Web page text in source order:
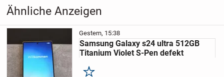
Versand & Zahlungsmittel Details:
ÜBERWEISUNG oder BAR bei Abholung
>>>>>>>>> KEIN PAYPAL <<<<<<<<<<
Versand erfolgt als Kompaktbrief „ohne“
Ähnliche Anzeigen
Gestern, 15:38
Samsung Galaxy s24 ultra 512GB
Titanium Violet S-Pen defekt